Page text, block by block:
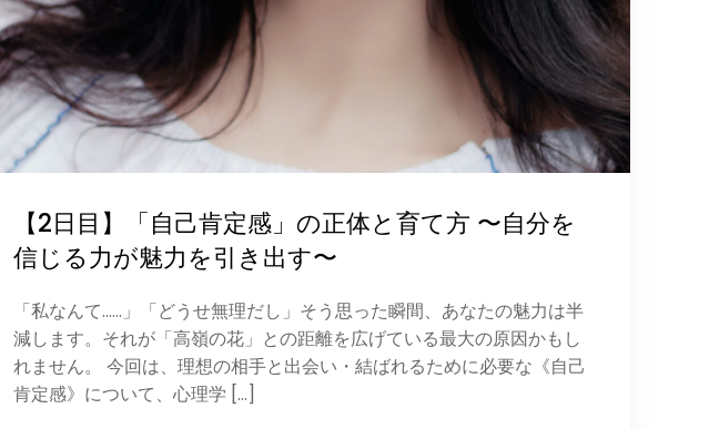
【2日目】「自己肯定感」の正体と育て方 〜自分を
信じる力が魅力を引き出す〜
「私なんて……」「どうせ無理だし」そう思った瞬間、あなたの魅力は半
減します。それが「高嶺の花」との距離を広げている最大の原因かもし
れません。 今回は、理想の相手と出会い・結ばれるために必要な《自己
肯定感》について、心理学 […]